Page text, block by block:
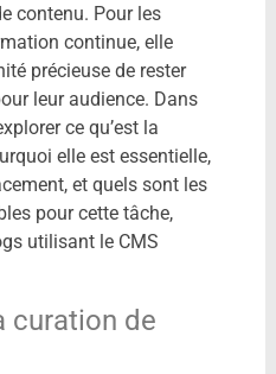
contenu. Pour les
continue, elle
précieuse de rester
leur audience. Dans
ce qu’est la
elle est essentielle,
et quels sont les
pour cette tâche,
utilisant le CMS
curation de